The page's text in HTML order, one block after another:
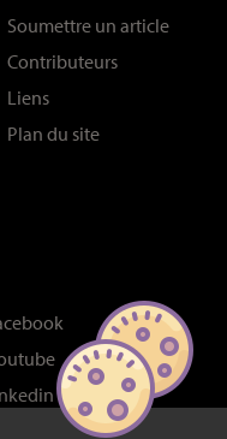
Soumettre un article
Contributeurs
Liens
Plan du site